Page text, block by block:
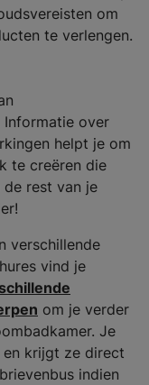
om
te verlengen.
over
helpt je om
te creëren die
rest van je
verschillende
vind je
om je verder
Je
krijgt ze direct
indien